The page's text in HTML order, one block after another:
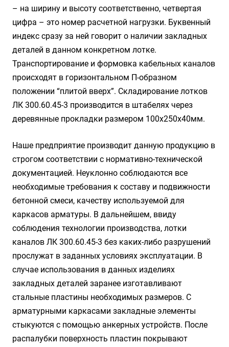
– на ширину и высоту соответственно, четвертая
цифра – это номер расчетной нагрузки. Буквенный
индекс сразу за ней говорит о наличии закладных
деталей в данном конкретном лотке.
Транспортирование и формовка кабельных каналов
происходят в горизонтальном П-образном
положении “плитой вверх”. Складирование лотков
ЛК 300.60.45-3 производится в штабелях через
деревянные прокладки размером 100х250х40мм.
Наше предприятие производит данную продукцию в
строгом соответствии с нормативно-технической
документацией. Неуклонно соблюдаются все
необходимые требования к составу и подвижности
бетонной смеси, качеству используемой для
каркасов арматуры. В дальнейшем, ввиду
соблюдения технологии производства, лотки
каналов ЛК 300.60.45-3 без каких-либо разрушений
прослужат в заданных условиях эксплуатации. В
случае использования в данных изделиях
закладных деталей заранее изготавливают
стальные пластины необходимых размеров. С
арматурными каркасами закладные элементы
стыкуются с помощью анкерных устройств. После
распалубки поверхность пластин покрывают